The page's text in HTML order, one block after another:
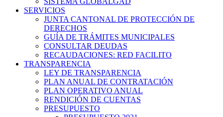
SERVICIOS
JUNTA CANTONAL DE PROTECCIÓN DE
DERECHOS
GUÍA DE TRÁMITES MUNICIPALES
CONSULTAR DEUDAS
RECAUDACIONES: RED FACILITO
TRANSPARENCIA
LEY DE TRANSPARENCIA
PLAN ANUAL DE CONTRATACIÓN
PLAN OPERATIVO ANUAL
RENDICIÓN DE CUENTAS
PRESUPUESTO